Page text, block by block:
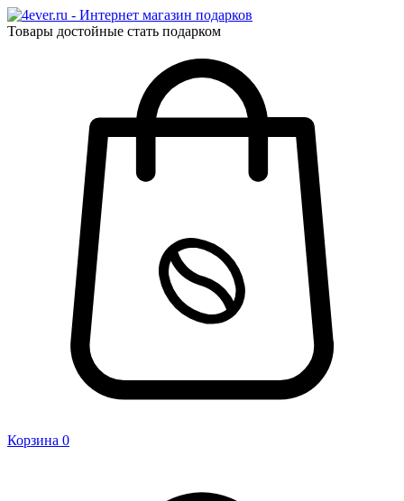
Товары достойные стать подарком
Корзина 0